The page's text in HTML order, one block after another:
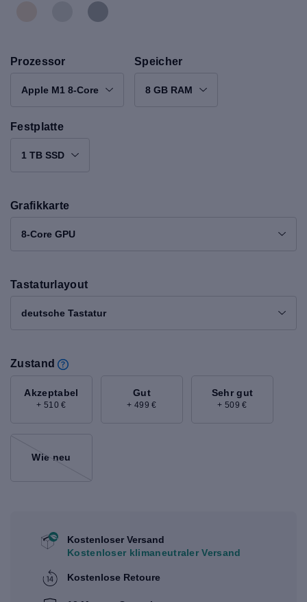
Prozessor
Apple M1 8-Core
Speicher
8 GB RAM
Festplatte
1 TB SSD
Grafikkarte
8-Core GPU
Tastaturlayout
deutsche Tastatur
Zustand
Akzeptabel
+ 510 €
Gut
+ 499 €
Sehr gut
+ 509 €
Wie neu
Kostenloser Versand
Kostenloser klimaneutraler Versand
Kostenlose Retoure